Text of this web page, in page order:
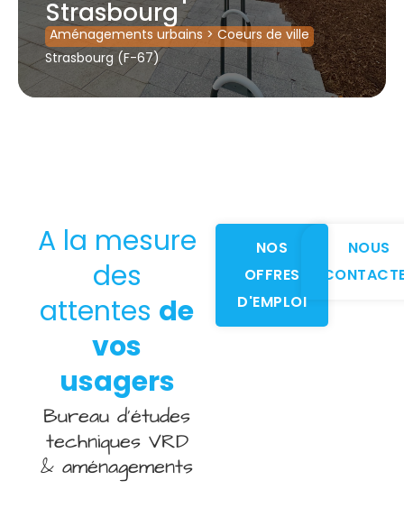
Strasbourg
Aménagements urbains > Coeurs de ville
Strasbourg (F-67)
A la mesure
des
attentes de
vos
usagers
Bureau d’études
techniques VRD
& aménagements
NOS
OFFRES
D'EMPLOI
NOUS